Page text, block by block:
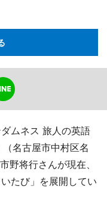
ムネス 旅人の英語
名古屋市中村区名
将行さんが現在、
たび」を展開してい